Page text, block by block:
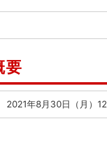
要
2021年8月30日（月）